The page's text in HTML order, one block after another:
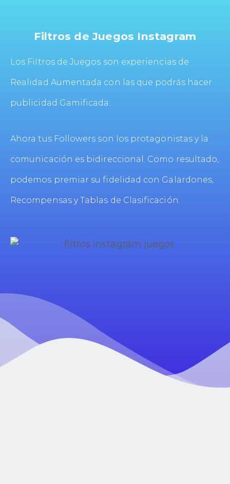
Filtros de Juegos Instagram
Los Filtros de Juegos son experiencias de
Realidad Aumentada con las que podrás hacer
publicidad Gamificada.
Ahora tus Followers son los protagonistas y la
comunicación es bidireccional. Como resultado,
podemos premiar su fidelidad con Galardones,
Recompensas y Tablas de Clasificación.